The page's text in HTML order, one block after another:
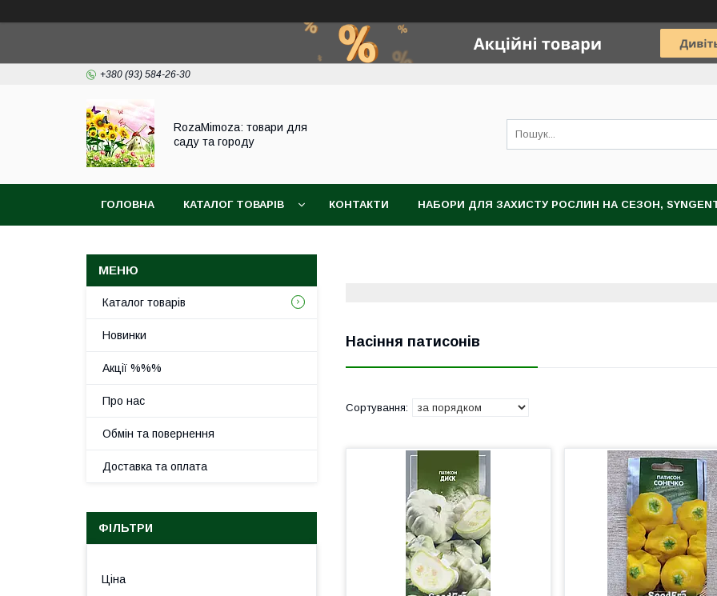
+380 (93) 584-26-30
RozaMimoza: товари для
саду та городу
ГОЛОВНА КАТАЛОГ ТОВАРІВ КОНТАКТИ НАБОРИ ДЛЯ ЗАХИСТУ РОСЛИН НА СЕЗОН,
Насіння патисонів
Каталог товарів
Новинки
Акції %%%
Про нас
Обмін та повернення
Доставка та оплата
ФІЛЬТРИ
Ціна